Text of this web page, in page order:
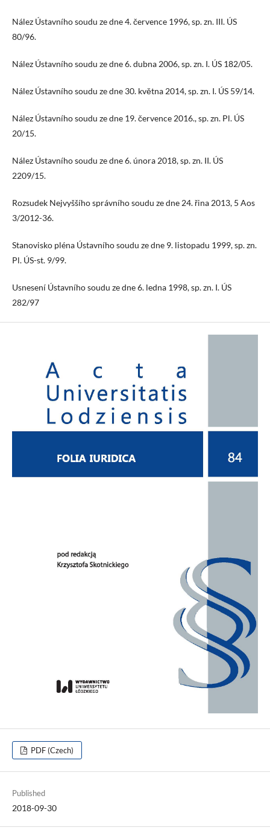
Nález Ústavního soudu ze dne 4. července 1996, sp. zn. III. ÚS
80/96.
Nález Ústavního soudu ze dne 6. dubna 2006, sp. zn. I. ÚS 182/05.
Nález Ústavního soudu ze dne 30. května 2014, sp. zn. I. ÚS 59/14.
Nález Ústavního soudu ze dne 19. července 2016., sp. zn. Pl. ÚS
20/15.
Nález Ústavního soudu ze dne 6. února 2018, sp. zn. II. ÚS
2209/15.
Rozsudek Nejvyššího správního soudu ze dne 24. řina 2013, 5 Aos
3/2012-36.
Stanovisko pléna Ústavního soudu ze dne 9. listopadu 1999, sp. zn.
Pl. ÚS-st. 9/99.
Usnesení Ústavního soudu ze dne 6. ledna 1998, sp. zn. I. ÚS
282/97
PDF (Czech)
Published
2018-09-30